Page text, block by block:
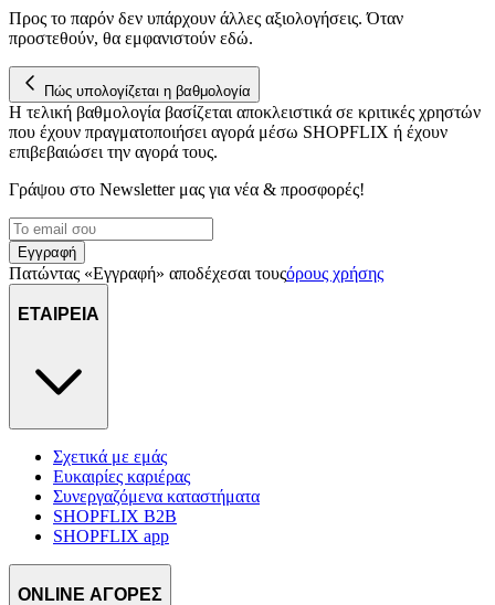
Προς το παρόν δεν υπάρχουν άλλες αξιολογήσεις. Όταν
προστεθούν, θα εμφανιστούν εδώ.
Πώς υπολογίζεται η βαθμολογία
Η τελική βαθμολογία βασίζεται αποκλειστικά σε κριτικές χρηστών
που έχουν πραγματοποιήσει αγορά μέσω SHOPFLIX ή έχουν
επιβεβαιώσει την αγορά τους.
Γράψου στο Νewsletter μας για νέα & προσφορές!
Εγγραφή
Πατώντας «Εγγραφή» αποδέχεσαι τουςόρους χρήσης
ΕΤΑΙΡΕΙΑ
Σχετικά με εμάς
Ευκαιρίες καριέρας
Συνεργαζόμενα καταστήματα
SHOPFLIX B2B
SHOPFLIX app
ONLINE ΑΓΟΡΕΣ